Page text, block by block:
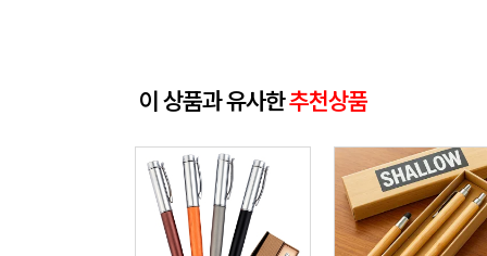
이 상품과 유사한추천상품